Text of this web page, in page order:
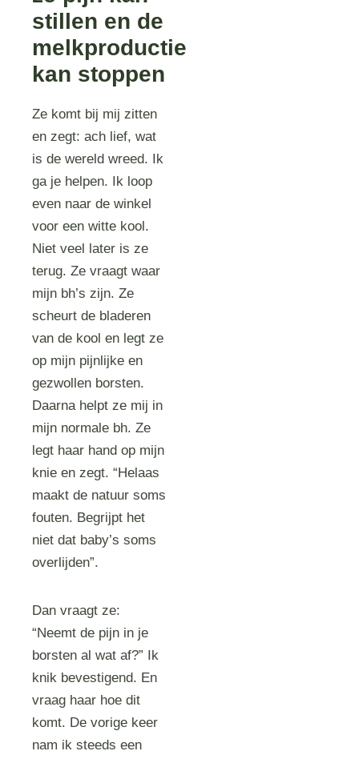
stillen en de
melkproductie
kan stoppen
Ze komt bij mij zitten
en zegt: ach lief, wat
is de wereld wreed. Ik
ga je helpen. Ik loop
even naar de winkel
voor een witte kool.
Niet veel later is ze
terug. Ze vraagt waar
mijn bh’s zijn. Ze
scheurt de bladeren
van de kool en legt ze
op mijn pijnlijke en
gezwollen borsten.
Daarna helpt ze mij in
mijn normale bh. Ze
legt haar hand op mijn
knie en zegt. “Helaas
maakt de natuur soms
fouten. Begrijpt het
niet dat baby’s soms
overlijden”.
Dan vraagt ze:
“Neemt de pijn in je
borsten al wat af?” Ik
knik bevestigend. En
vraag haar hoe dit
komt. De vorige keer
nam ik steeds een